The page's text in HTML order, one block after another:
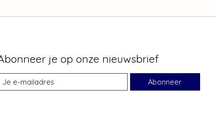
je op onze nieuwsbrief
Abonneer